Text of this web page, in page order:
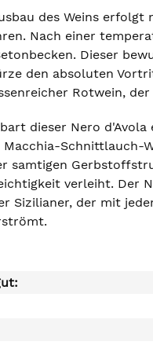
des Weins
Nach einer
Dieser
den absoluten
Rotwein,
dieser Nero
Schnittlauch-
samtigen
verleiht. Der
Sizilianer, der mit